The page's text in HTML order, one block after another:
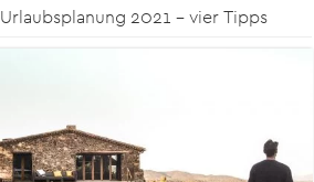
Urlaubsplanung 2021 – vier Tipps